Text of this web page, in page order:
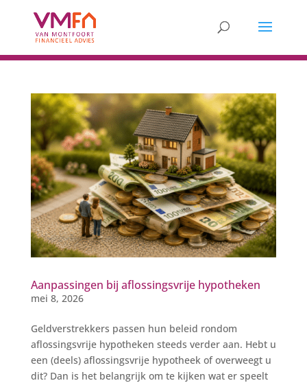
Aanpassingen bij aflossingsvrije hypotheken
mei 8, 2026
Geldverstrekkers passen hun beleid rondom
aflossingsvrije hypotheken steeds verder aan. Hebt u
een (deels) aflossingsvrije hypotheek of overweegt u
dit? Dan is het belangrijk om te kijken wat er speelt